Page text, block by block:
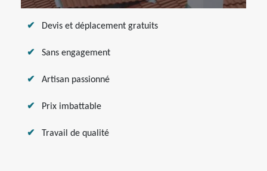
Devis et déplacement gratuits
Sans engagement
Artisan passionné
Prix imbattable
Travail de qualité